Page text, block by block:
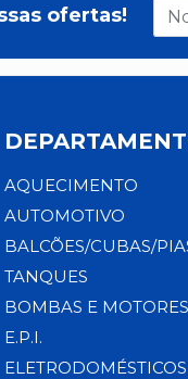
ofertas!
AQUECIMENTO
AUTOMOTIVO
BALCÕES/CUBAS/
TANQUES
BOMBAS E MOTORES
E.P.I.